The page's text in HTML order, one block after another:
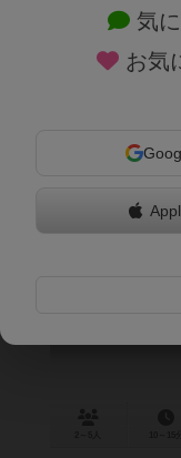
ハイ
気
お気